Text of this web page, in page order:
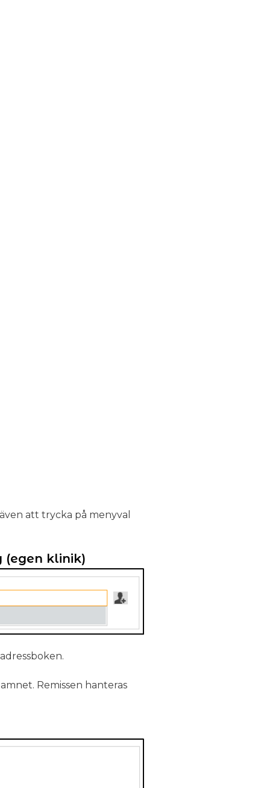
att trycka på menyval
klinik)
Remissen hanteras